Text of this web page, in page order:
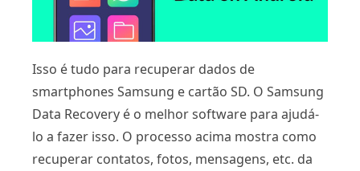
Isso é tudo para recuperar dados de
smartphones Samsung e cartão SD. O Samsung
Data Recovery é o melhor software para ajudá-
lo a fazer isso. O processo acima mostra como
recuperar contatos, fotos, mensagens, etc. da